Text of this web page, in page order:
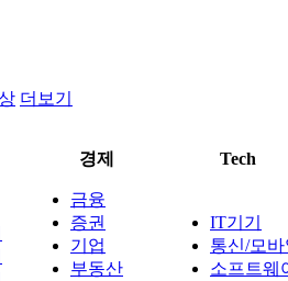
더보기
경제 Tech
금융
증권
기업
부동산
IT기기
통신/모
소프트웨